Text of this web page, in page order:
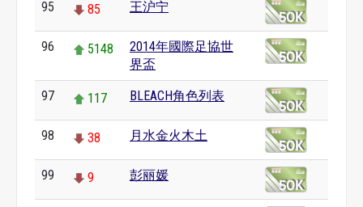
95 85 王沪宁
96 5148
2014年國際足協世
界盃
97 117 BLEACH角色列表
98 38 月水金火木土
99 9 彭丽媛